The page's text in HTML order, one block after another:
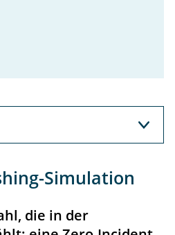
Simulation
die in der